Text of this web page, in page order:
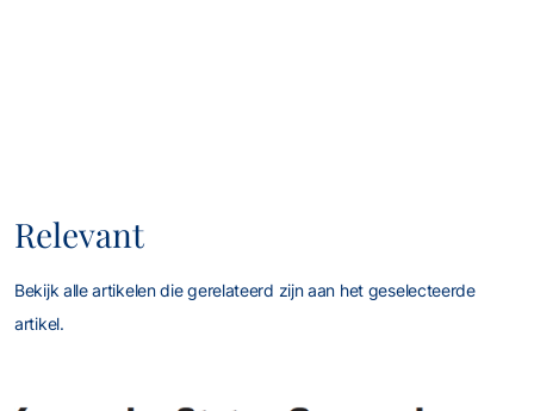
Relevant
Bekijk alle artikelen die gerelateerd zijn aan het geselecteerde
artikel.